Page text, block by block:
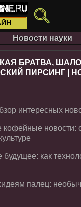
Новости науки
БРАТВА,
ПИРСИНГ |
интересных
кофейные новости:
будущее: как
палец: